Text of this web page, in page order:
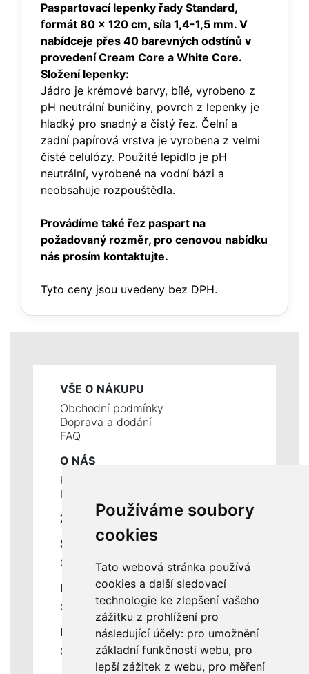
Používáme soubory
cookies
Tato webová stránka používá
cookies a další sledovací
technologie ke zlepšení vašeho
zážitku z prohlížení pro
následující účely: pro umožnění
základní funkčnosti webu, pro
lepší zážitek z webu, pro měření
Paspartovací lepenky řady Standard,
formát 80 x 120 cm, síla 1,4-1,5 mm. V
nabídceje přes 40 barevných odstínů v
provedení Cream Core a White Core.
Složení lepenky:
Jádro je krémové barvy, bílé, vyrobeno z
pH neutrální buničiny, povrch z lepenky je
hladký pro snadný a čistý řez. Čelní a
zadní papírová vrstva je vyrobena z velmi
čisté celulózy. Použité lepidlo je pH
neutrální, vyrobené na vodní bázi a
neobsahuje rozpouštědla.
Provádíme také řez paspart na
požadovaný rozměr, pro cenovou nabídku
nás prosím kontaktujte.
Tyto ceny jsou uvedeny bez DPH.
VŠE O NÁKUPU
Obchodní podmínky
Doprava a dodání
FAQ
O NÁS
Kontakty
Historie a současnost
ZÁKLADNÍ ÚDAJE
SLUŽBY
Ceník servisních prací
DŮLEŽITÉ INFORMACE
Ochrana osobních údajů
RYCHLÉ ODKAZY
Odstoupení od smlouvy